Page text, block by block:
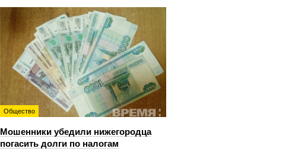
Общество
Мошенники убедили нижегородца
погасить долги по налогам